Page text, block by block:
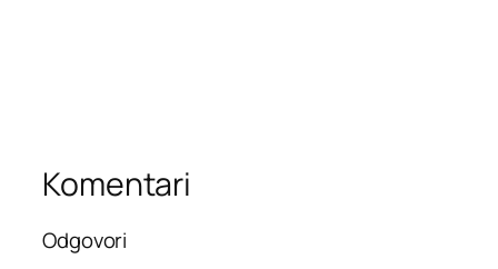
Komentari
Odgovori